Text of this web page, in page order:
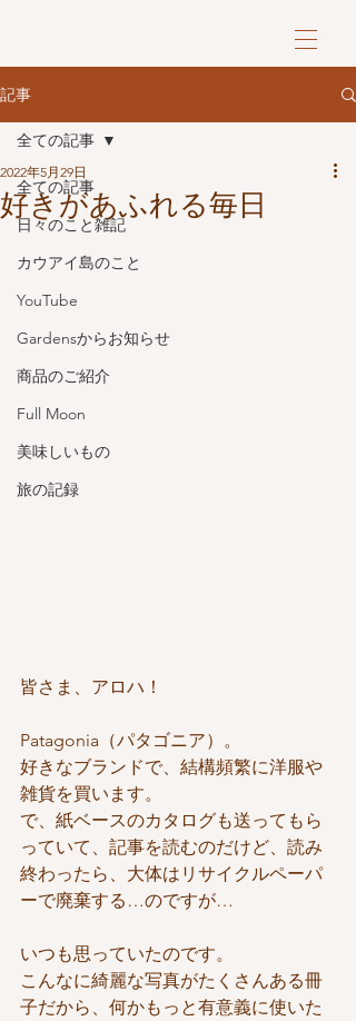
記事
全ての記事
日々のこと雑記
カウアイ島のこと
YouTube
Gardensからお知らせ
商品のご紹介
Full Moon
美味しいもの
旅の記録
全ての記事
好きがあふれる毎日
2022年5月29日
皆さま、アロハ！
Patagonia（パタゴニア）。
好きなブランドで、結構頻繁に洋服や
雑貨を買います。
で、紙ベースのカタログも送ってもら
っていて、記事を読むのだけど、読み
終わったら、大体はリサイクルペーパ
ーで廃棄する…のですが…
いつも思っていたのです。
こんなに綺麗な写真がたくさんある冊
子だから、何かもっと有意義に使いた